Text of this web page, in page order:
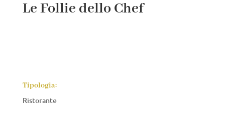
Le Follie dello Chef
Tipologia:
Ristorante